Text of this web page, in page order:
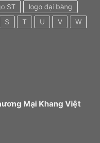
ST
logo đại bàng
S T U V
W
Mại Khang Việt